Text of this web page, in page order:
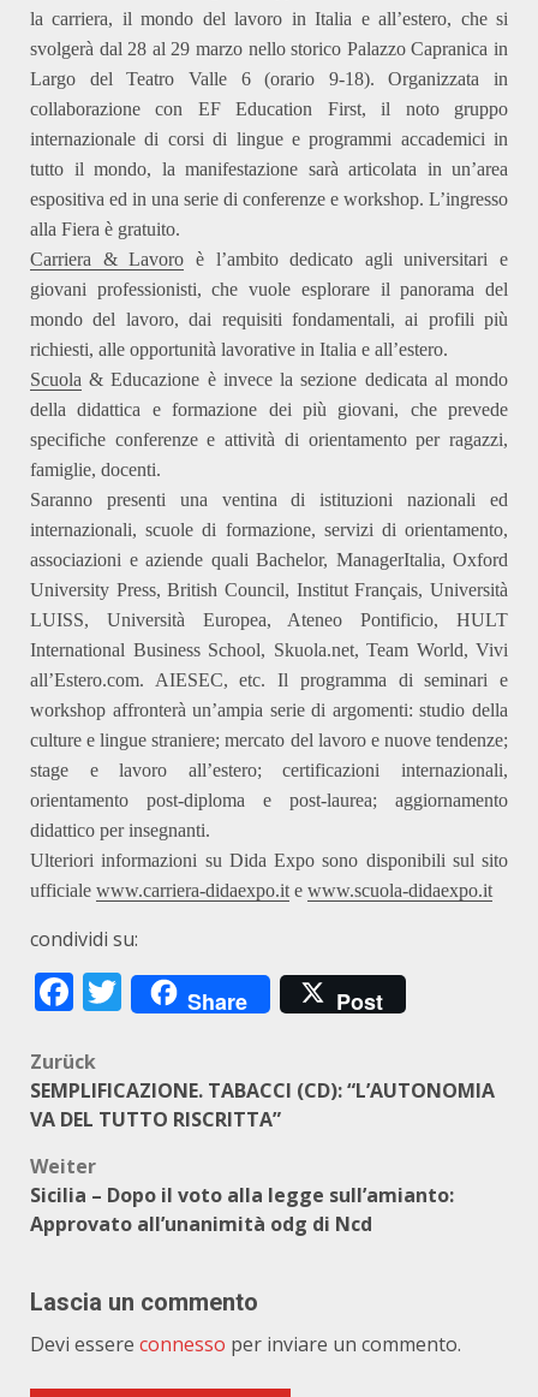
la carriera, il mondo del lavoro in Italia e all’estero, che si
svolgerà dal 28 al 29 marzo nello storico Palazzo Capranica in
Largo del Teatro Valle 6 (orario 9-18). Organizzata in
collaborazione con EF Education First, il noto gruppo
internazionale di corsi di lingue e programmi accademici in
tutto il mondo, la manifestazione sarà articolata in un’area
espositiva ed in una serie di conferenze e workshop. L’ingresso
alla Fiera è gratuito.
Carriera & Lavoro è l’ambito dedicato agli universitari e
giovani professionisti, che vuole esplorare il panorama del
mondo del lavoro, dai requisiti fondamentali, ai profili più
richiesti, alle opportunità lavorative in Italia e all’estero.
Scuola & Educazione è invece la sezione dedicata al mondo
della didattica e formazione dei più giovani, che prevede
specifiche conferenze e attività di orientamento per ragazzi,
famiglie, docenti.
Saranno presenti una ventina di istituzioni nazionali ed
internazionali, scuole di formazione, servizi di orientamento,
associazioni e aziende quali Bachelor, ManagerItalia, Oxford
University Press, British Council, Institut Français, Università
LUISS, Università Europea, Ateneo Pontificio, HULT
International Business School, Skuola.net, Team World, Vivi
all’Estero.com. AIESEC, etc. Il programma di seminari e
workshop affronterà un’ampia serie di argomenti: studio della
culture e lingue straniere; mercato del lavoro e nuove tendenze;
stage e lavoro all’estero; certificazioni internazionali,
orientamento post-diploma e post-laurea; aggiornamento
didattico per insegnanti.
Ulteriori informazioni su Dida Expo sono disponibili sul sito
ufficiale www.carriera-didaexpo.it e www.scuola-didaexpo.it
condividi su:
Facebook
Twitter
Share Post
Beitragsnavigation
Zurück
SEMPLIFICAZIONE. TABACCI (CD): “L’AUTONOMIA
VA DEL TUTTO RISCRITTA”
Weiter
Sicilia – Dopo il voto alla legge sull’amianto:
Approvato all’unanimità odg di Ncd
Lascia un commento
Devi essere connesso per inviare un commento.